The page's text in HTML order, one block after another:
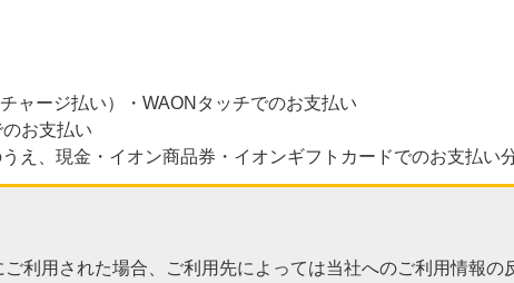
ャージ払い）・WAONタッチでのお支払い
お支払い
え、現金・イオン商品券・イオンギフトカードでのお支払い
利用された場合、ご利用先によっては当社へのご利用情報の